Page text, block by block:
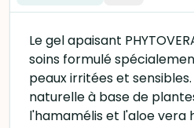
Le gel apaisant
soins formulé
peaux irritées et
naturelle à base de
l'hamamélis et l'aloe vera